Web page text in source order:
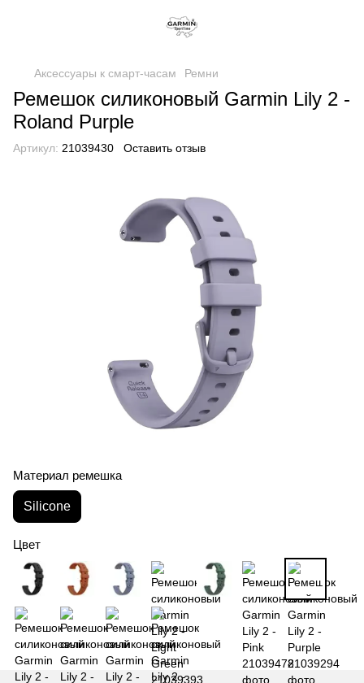
Аксессуары к смарт-часам Ремни
Ремешок силиконовый Garmin Lily 2 -
Roland Purple
Артикул: 21039430 Оставить отзыв
Материал ремешка
Silicone
Цвет